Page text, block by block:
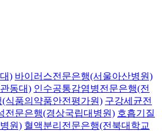
) 바이러스전문은행(서울아산병원)
동대) 인수공통감염병전문은행(전
식품의약품안전평가원) 구강세균전
전문은행(경상국립대병원) 호흡기질
원) 혈액분리전문은행(전북대학교